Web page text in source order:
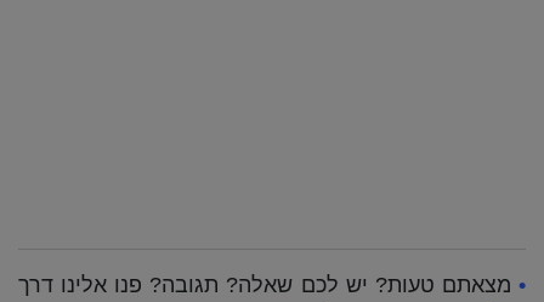
• מצאתם טעות? יש לכם שאלה? תגובה? פנו אלינו דרך